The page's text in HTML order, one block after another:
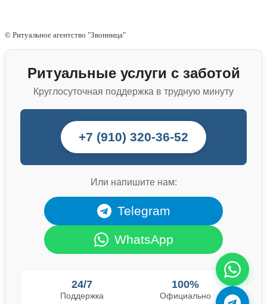
© Ритуальное агентство "Звонница"
Ритуальные услуги с заботой
Круглосуточная поддержка в трудную минуту
+7 (910) 320-36-52
Или напишите нам:
Telegram
WhatsApp
24/7
Поддержка
100%
Официально